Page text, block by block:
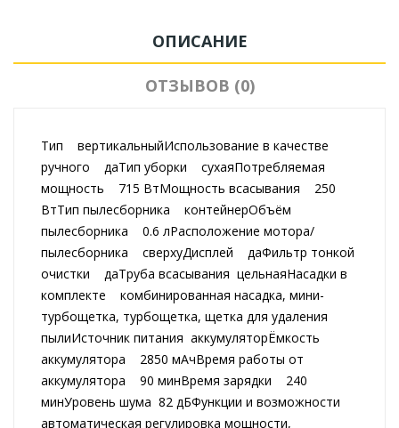
ОПИСАНИЕ
ОТЗЫВОВ (0)
Тип вертикальныйИспользование в качестве
ручного даТип уборки сухаяПотребляемая
мощность 715 ВтМощность всасывания 250
ВтТип пылесборника контейнерОбъём
пылесборника 0.6 лРасположение мотора/
пылесборника сверхуДисплей даФильтр тонкой
очистки даТруба всасывания цельнаяНасадки в
комплекте комбинированная насадка, мини-
турбощетка, турбощетка, щетка для удаления
пылиИсточник питания аккумуляторЁмкость
аккумулятора 2850 мАчВремя работы от
аккумулятора 90 минВремя зарядки 240
минУровень шума 82 дБФункции и возможности
автоматическая регулировка мощности,